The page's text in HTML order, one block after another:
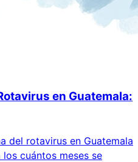
en Guatemala:
del rotavirus en Guatemala
cuántos meses se